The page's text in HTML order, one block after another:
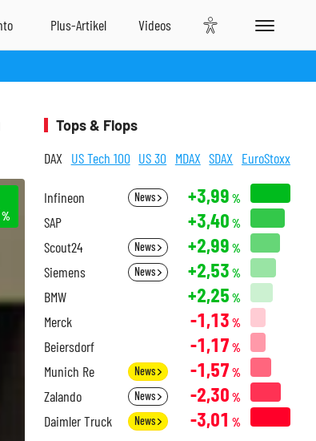
%
Tops & Flops
DAX US Tech 100 US 30 MDAX SDAX EuroStoxx
Infineon News +3,99 %
SAP +3,40 %
Scout24 News +2,99 %
Siemens News +2,53 %
BMW +2,25 %
Merck -1,13 %
Beiersdorf -1,17 %
Munich Re News -1,57 %
Zalando News -2,30 %
Daimler Truck News -3,01 %